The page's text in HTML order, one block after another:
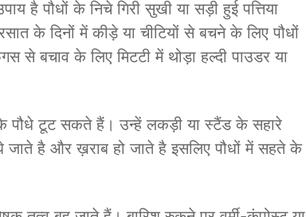
है पौधों के निचे गिरी सुखी या सड़ी हुई पत्तिया
के दिनों में कीड़े या चीटियों से बचने के लिए पौधों
से बचाव के लिए मिटटी में थोड़ा हल्दी पाउडर या
पौधे टूट सकते हैं। उन्हें लकड़ी या स्टैंड के सहारे
जाते है और ख़राब हो जाते है इसलिए पौधों में सहते के